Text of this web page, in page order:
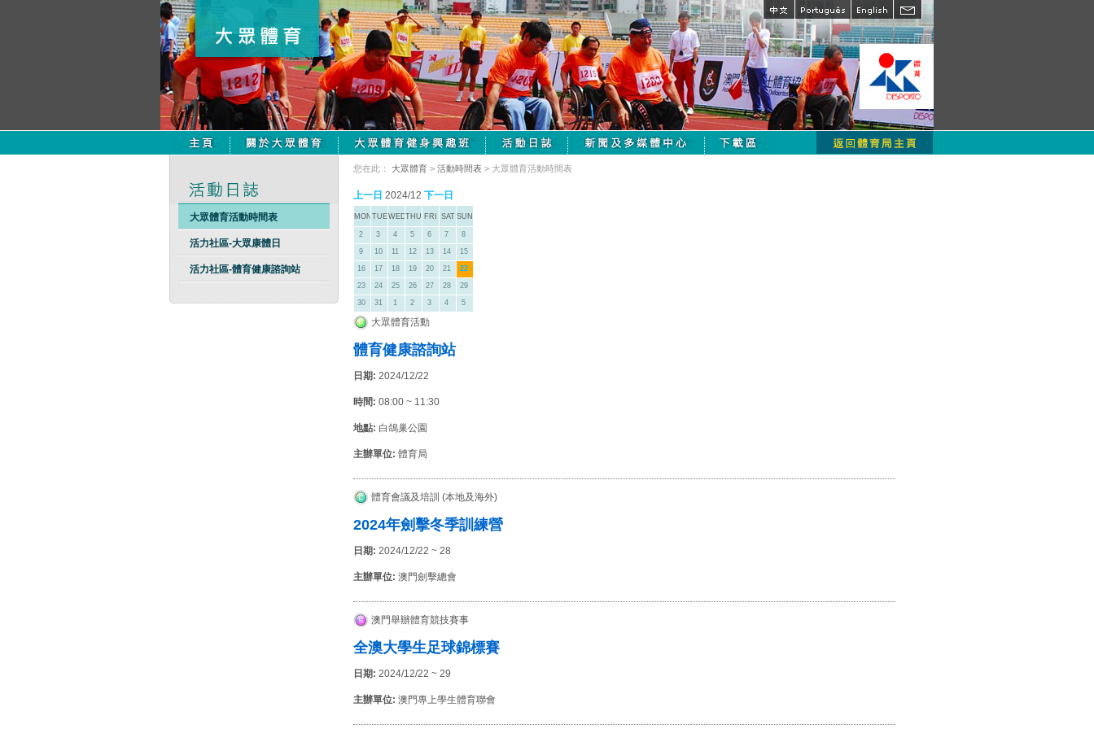
大眾體育活動時間表
活力社區-大眾康體日
活力社區-體育健康諮詢站
您在此： 大眾體育 > 活動時間表 > 大眾體育活動時間表
上一日 2024/12 下一日
MON TUEWEDTHU FRI SAT SUN
2 3 4 5 6 7 8
9 10 11 12 13 14 15
16 17 18 19 20 21 22
23 24 25 26 27 28 29
30 31 1 2 3 4 5
大眾體育活動
體育健康諮詢站
日期: 2024/12/22
時間: 08:00 ~ 11:30
地點: 白鴿巢公園
主辦單位: 體育局
體育會議及培訓 (本地及海外)
2024年劍擊冬季訓練營
日期: 2024/12/22 ~ 28
主辦單位: 澳門劍擊總會
澳門舉辦體育競技賽事
全澳大學生足球錦標賽
日期: 2024/12/22 ~ 29
主辦單位: 澳門專上學生體育聯會